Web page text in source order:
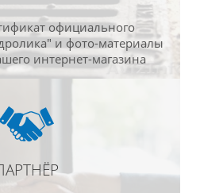
официального
и фото-материалы
интернет-магазина